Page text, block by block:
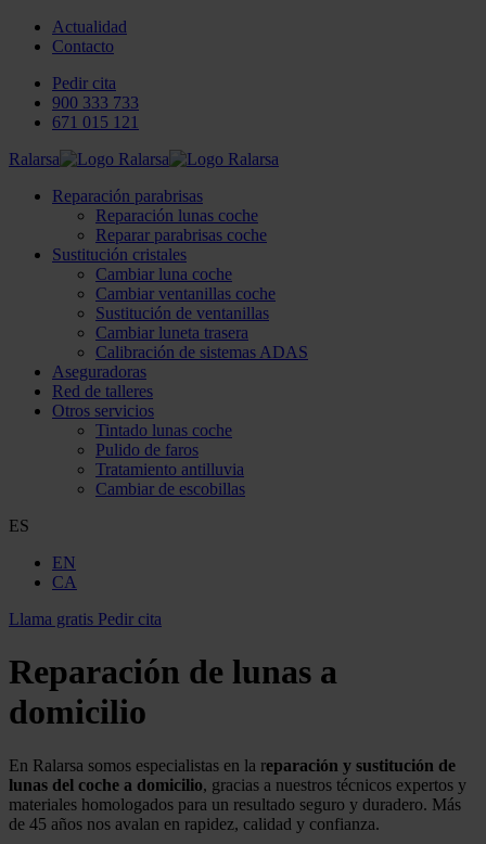
Actualidad
Contacto
Pedir cita
900 333 733
671 015 121
Ralarsa
Reparación parabrisas
Reparación lunas coche
Reparar parabrisas coche
Sustitución cristales
Cambiar luna coche
Cambiar ventanillas coche
Sustitución de ventanillas
Cambiar luneta trasera
Calibración de sistemas ADAS
Aseguradoras
Red de talleres
Otros servicios
Tintado lunas coche
Pulido de faros
Tratamiento antilluvia
Cambiar de escobillas
ES
EN
CA
Llama gratis Pedir cita
Reparación de lunas a
domicilio
En Ralarsa somos especialistas en la reparación y sustitución de
lunas del coche a domicilio, gracias a nuestros técnicos expertos y
materiales homologados para un resultado seguro y duradero. Más
de 45 años nos avalan en rapidez, calidad y confianza.